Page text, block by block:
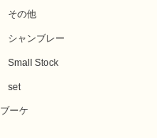
その他
シャンブレー
Small Stock
set
ブーケ